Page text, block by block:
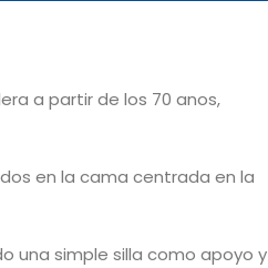
a partir de los 70 anos,
en la cama centrada en la
una simple silla como apoyo y